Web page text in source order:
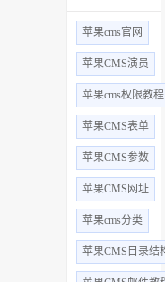
苹果cms官网
苹果CMS演员
苹果cms权限教程
苹果CMS表单
苹果CMS参数
苹果CMS网址
苹果cms分类
苹果CMS目录结